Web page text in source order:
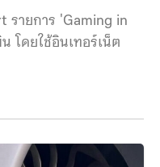
รายการ 'Gaming in
โดยใช้อินเทอร์เน็ต